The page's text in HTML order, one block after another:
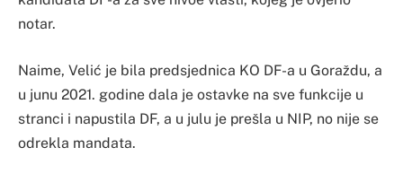
notar.
Naime, Velić je bila predsjednica KO DF-a u Goraždu, a
u junu 2021. godine dala je ostavke na sve funkcije u
stranci i napustila DF, a u julu je prešla u NIP, no nije se
odrekla mandata.